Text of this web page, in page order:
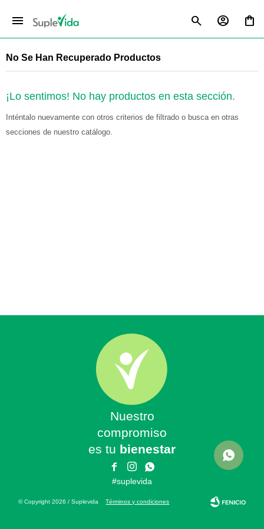
menu
No Se Han Recuperado Productos
¡Lo sentimos! No hay productos en esta sección.
Inténtalo nuevamente con otros criterios de filtrado o busca en otras
secciones de nuestro catálogo.
Nuestro
compromiso
es tu bienestar
 

#suplevida
© Copyright 2026 / SuplevidaTérminos y condiciones